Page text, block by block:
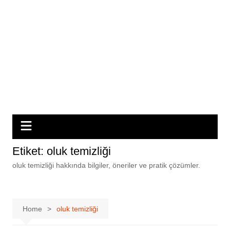
Etiket: oluk temizliği
oluk temizliği hakkında bilgiler, öneriler ve pratik çözümler.
Home oluk temizliği